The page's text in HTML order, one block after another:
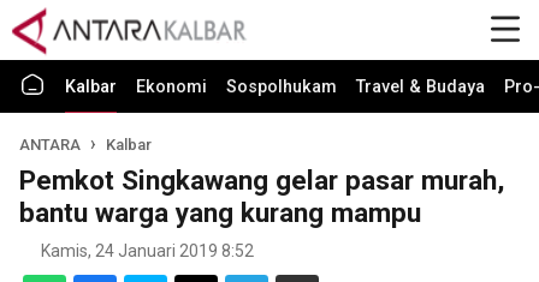
Kalbar Ekonomi Sospolhukam Travel & Budaya
ANTARA Kalbar
Pemkot Singkawang gelar pasar murah,
bantu warga yang kurang mampu
Kamis, 24 Januari 2019 8:52